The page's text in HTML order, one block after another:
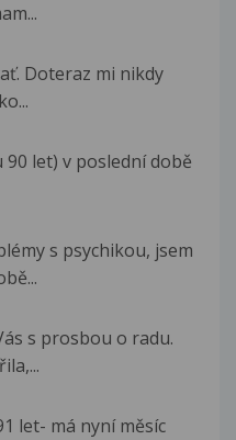
Doteraz mi nikdy
let) v poslední době
s psychikou, jsem
s prosbou o radu.
let- má nyní měsíc